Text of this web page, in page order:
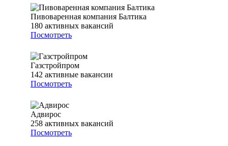
Пивоваренная компания Балтика
180 активных вакансий
Посмотреть
Газстройпром
142 активные вакансии
Посмотреть
Адвирос
258 активных вакансий
Посмотреть